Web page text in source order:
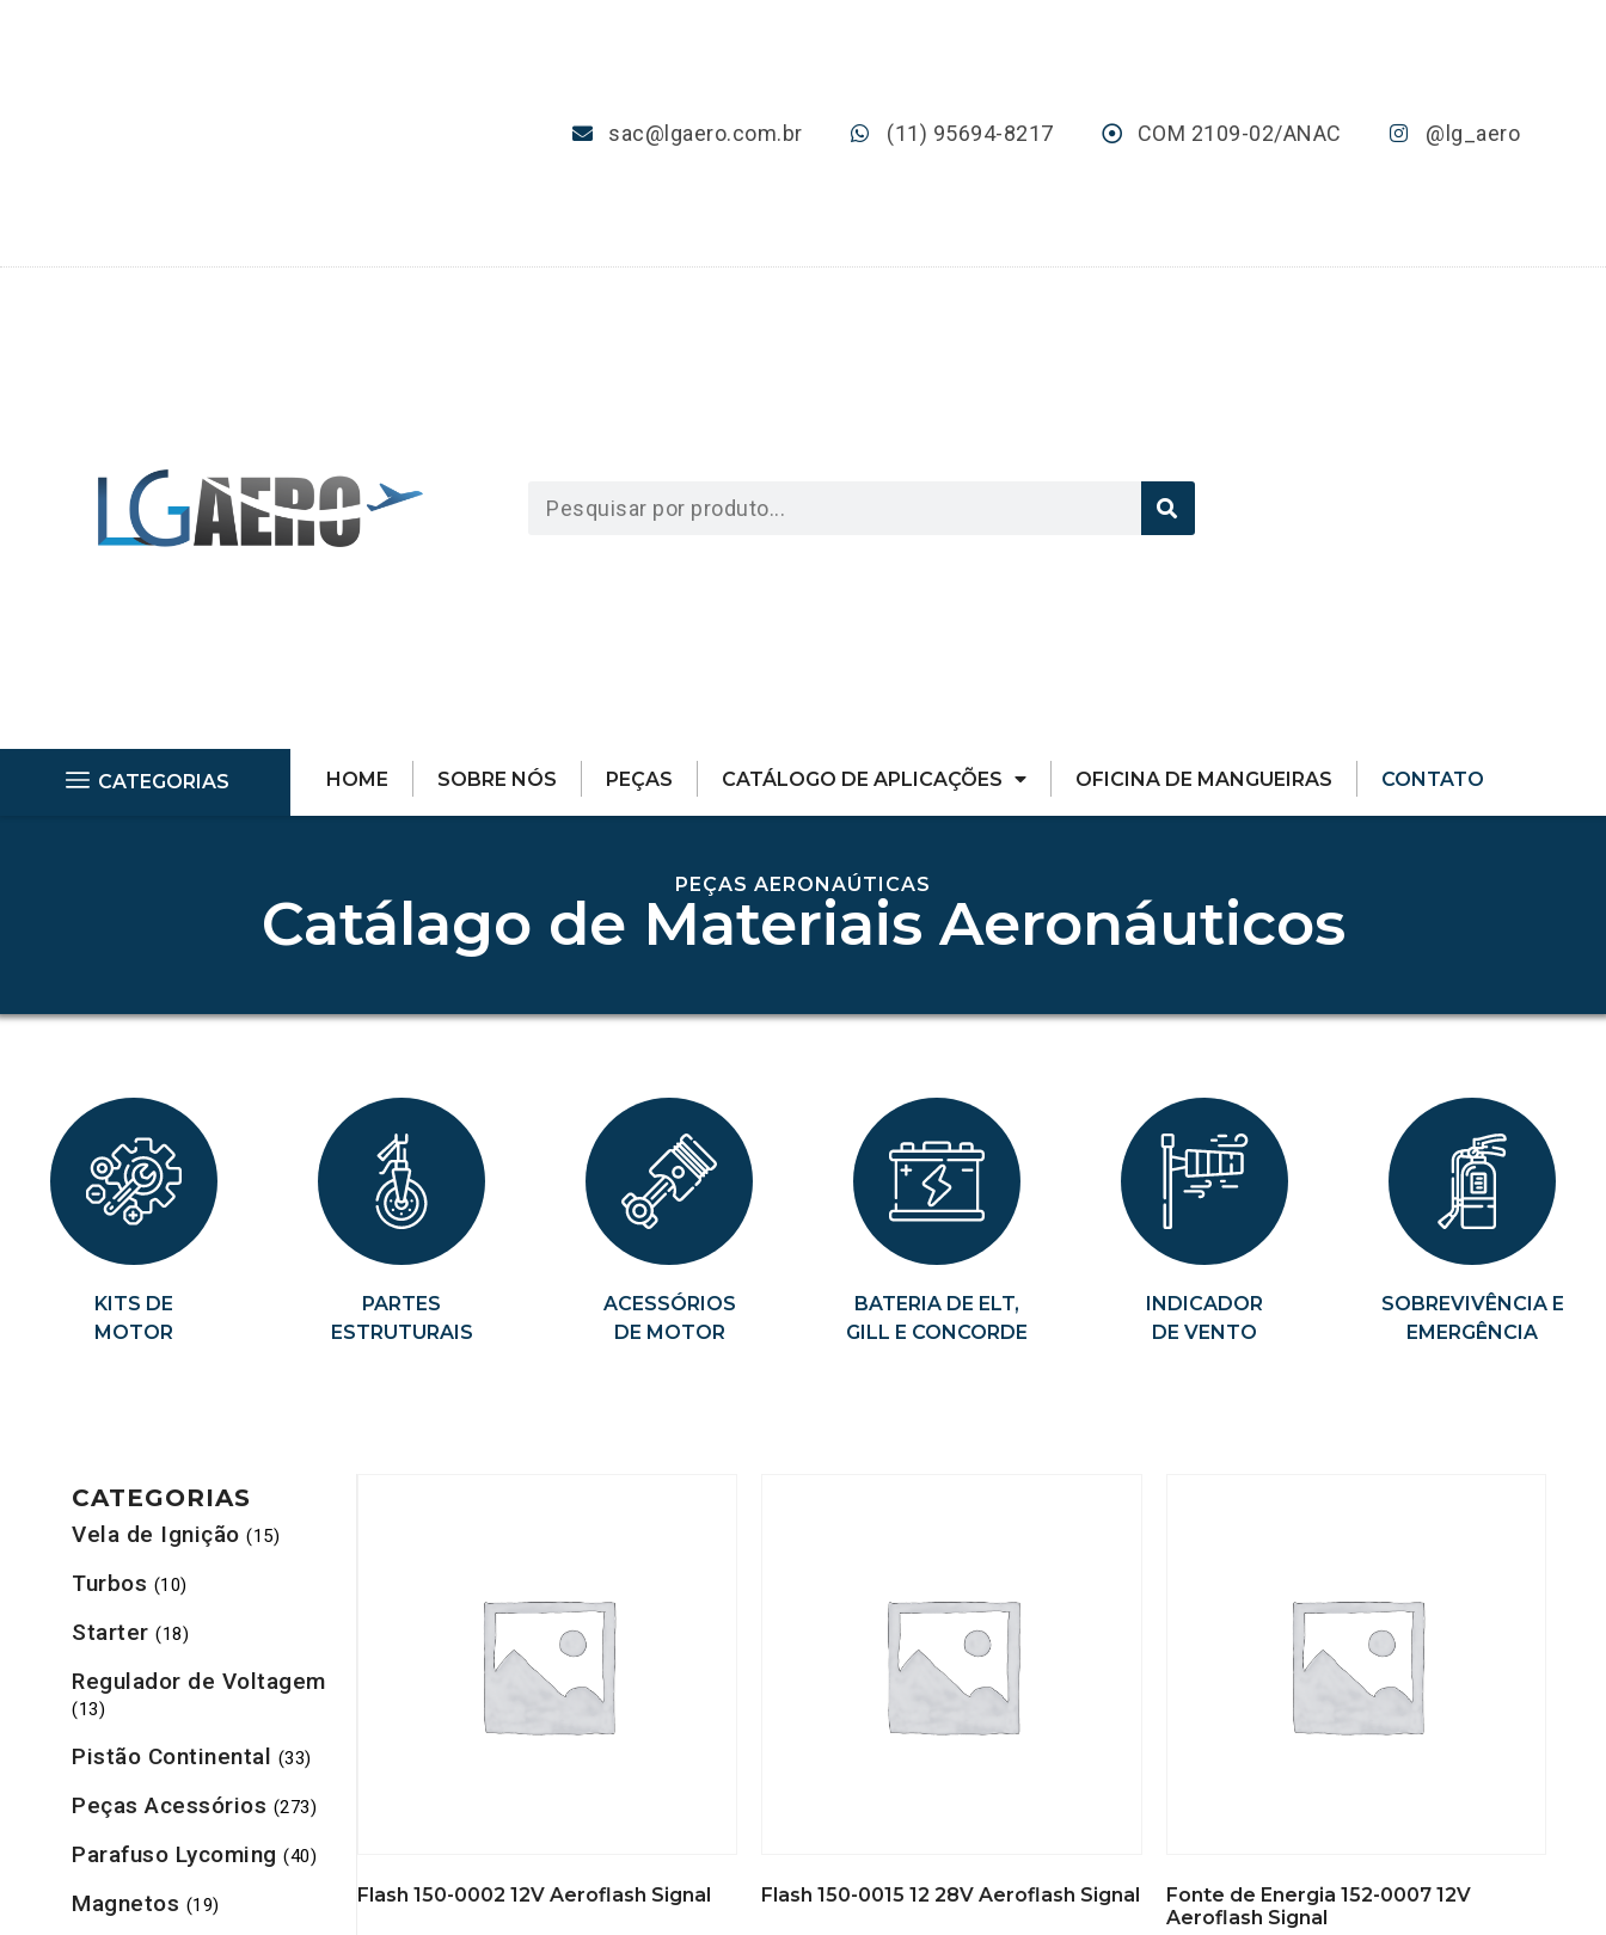
sac@lgaero.com.br (11) 95694-8217 COM 2109-02/ANAC @lg_aero
CATEGORIAS HOME SOBRE NÓS PEÇAS CATÁLOGO DE APLICAÇÕES OFICINA DE MANGUEIRAS CONTATO
PEÇAS AERONAÚTICAS
Catálago de Materiais Aeronáuticos
KITS DE
MOTOR
PARTES
ESTRUTURAIS
ACESSÓRIOS
DE MOTOR
BATERIA DE ELT,
GILL E CONCORDE
INDICADOR
DE VENTO
SOBREVIVÊNCIA E
EMERGÊNCIA
CATEGORIAS
Vela de Ignição (15)
Turbos (10)
Starter (18)
Regulador de Voltagem
(13)
Pistão Continental (33)
Peças Acessórios (273)
Parafuso Lycoming (40)
Magnetos (19) Flash 150-0002 12V Aeroflash Signal Flash 150-0015 12 28V Aeroflash Signal
Fonte de Energia 152-0007 12V
Aeroflash Signal